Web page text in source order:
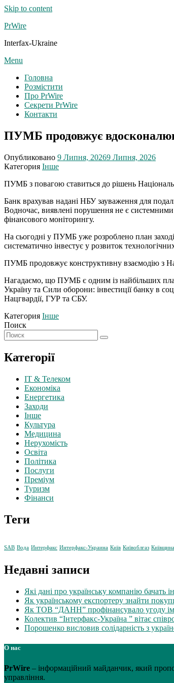
Skip to content
PrWire
Interfax-Ukraine
Menu
Головна
Розмістити
Про PrWire
Секрети PrWire
Контакти
ПУМБ продовжує
Опубликовано 9 Липня, 20269 Липня, 2026
Категория Інше
ПУМБ з повагою ставиться до рішень
Банк врахував надані НБУ зауваження для
Водночас, виявлені порушення не є системними
фінансового моніторингу.
На сьогодні у ПУМБ уже розроблено план
систематично інвестує у розвиток
ПУМБ продовжує конструктивну взаємодію з
Нагадаємо, що ПУМБ є одним із найбільших
Україну та Сили оборони: інвестиції банку в
Нацгвардії, ГУР та СБУ.
Категория Інше
Поиск
Категорії
IT & Телеком
Економіка
Енергетика
Заходи
Інше
Культура
Медицина
Нерухомість
Освіта
Політика
Послуги
Преміум
Туризм
Фінанси
Теги
SAB Вода Интерфакс Интерфакс-Украина Київ Київоблгаз Київщина
Недавні записи
Які дані про українську компанію бачать
Як українському експортеру знайти
Як ТОВ “ДАНН” профінансувало угоду
Колектив “Інтерфакс-Україна ” вітає
Порошенко висловив солідарність з
О нас
PrWire – інформаційний майданчик, який
управління.